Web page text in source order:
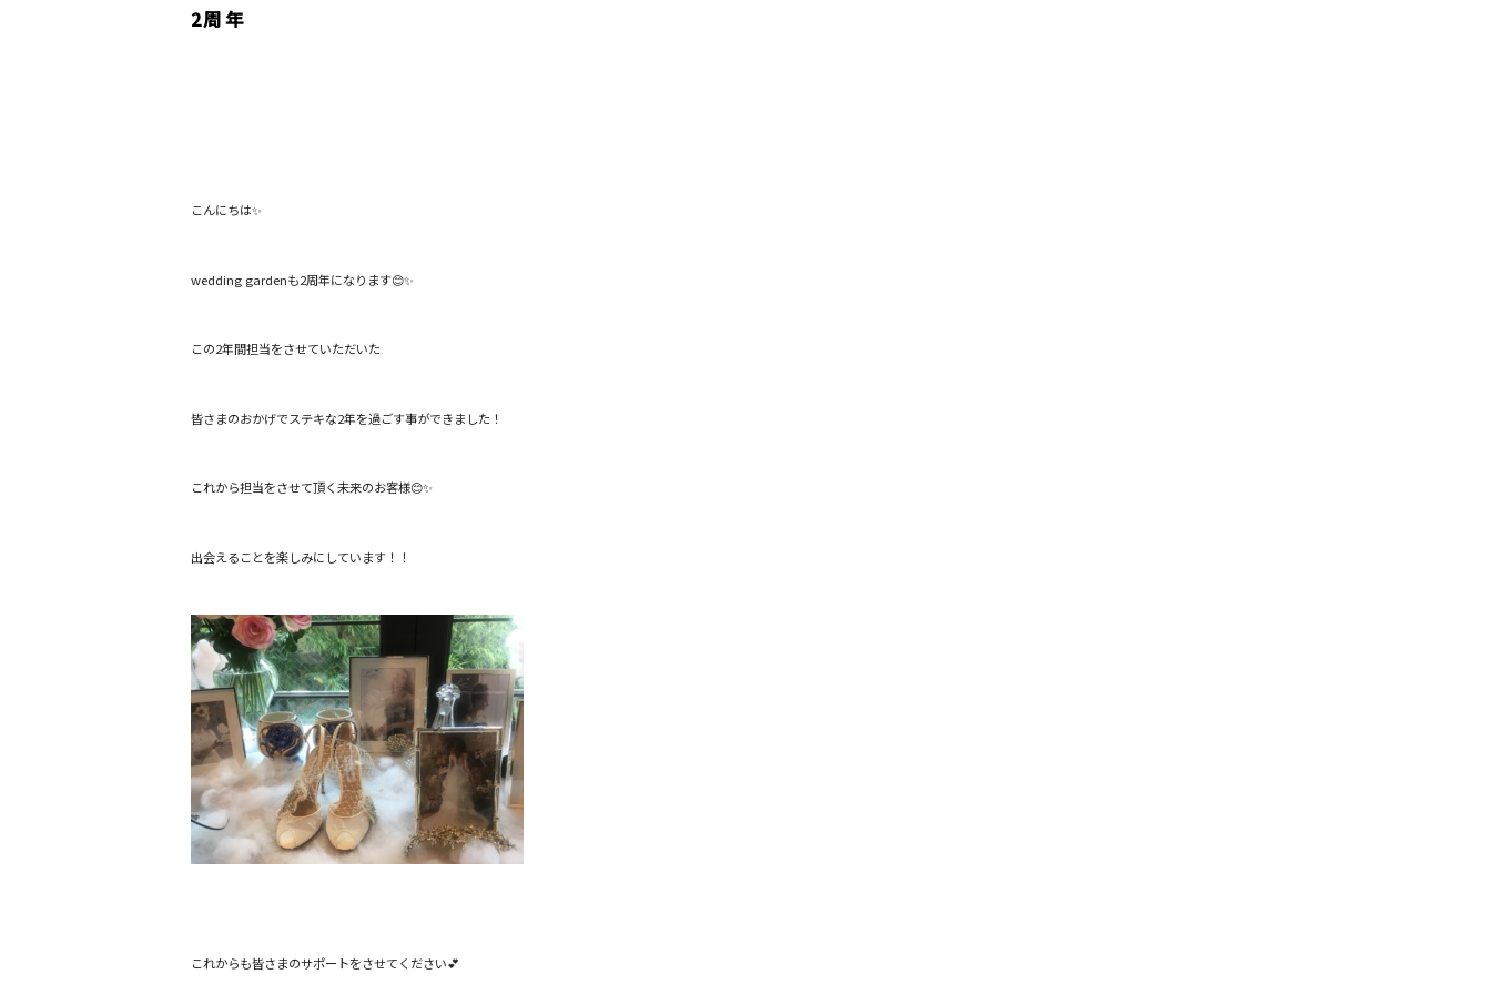
2周年
こんにちは✨
wedding gardenも2周年になります😊✨
この2年間担当をさせていただいた
皆さまのおかげでステキな2年を過ごす事ができました！
これから担当をさせて頂く未来のお客様😊✨
出会えることを楽しみにしています！！
これからも皆さまのサポートをさせてください💕